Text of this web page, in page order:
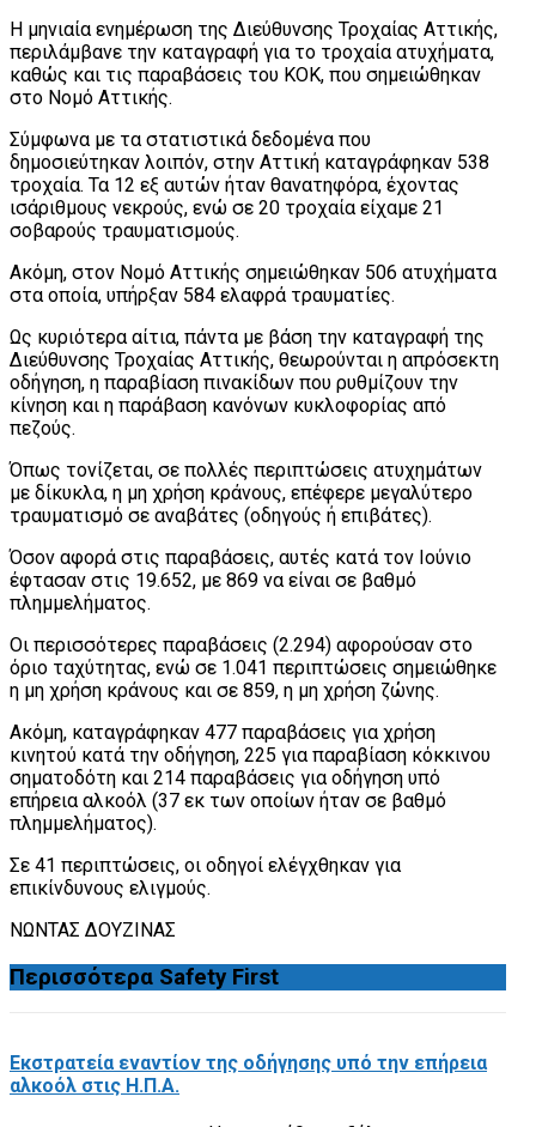
Η μηνιαία ενημέρωση της Διεύθυνσης Τροχαίας Αττικής,
περιλάμβανε την καταγραφή για το τροχαία ατυχήματα,
καθώς και τις παραβάσεις του ΚΟΚ, που σημειώθηκαν
στο Νομό Αττικής.
Σύμφωνα με τα στατιστικά δεδομένα που
δημοσιεύτηκαν λοιπόν, στην Αττική καταγράφηκαν 538
τροχαία. Τα 12 εξ αυτών ήταν θανατηφόρα, έχοντας
ισάριθμους νεκρούς, ενώ σε 20 τροχαία είχαμε 21
σοβαρούς τραυματισμούς.
Ακόμη, στον Νομό Αττικής σημειώθηκαν 506 ατυχήματα
στα οποία, υπήρξαν 584 ελαφρά τραυματίες.
Ως κυριότερα αίτια, πάντα με βάση την καταγραφή της
Διεύθυνσης Τροχαίας Αττικής, θεωρούνται η απρόσεκτη
οδήγηση, η παραβίαση πινακίδων που ρυθμίζουν την
κίνηση και η παράβαση κανόνων κυκλοφορίας από
πεζούς.
Όπως τονίζεται, σε πολλές περιπτώσεις ατυχημάτων
με δίκυκλα, η μη χρήση κράνους, επέφερε μεγαλύτερο
τραυματισμό σε αναβάτες (οδηγούς ή επιβάτες).
Όσον αφορά στις παραβάσεις, αυτές κατά τον Ιούνιο
έφτασαν στις 19.652, με 869 να είναι σε βαθμό
πλημμελήματος.
Οι περισσότερες παραβάσεις (2.294) αφορούσαν στο
όριο ταχύτητας, ενώ σε 1.041 περιπτώσεις σημειώθηκε
η μη χρήση κράνους και σε 859, η μη χρήση ζώνης.
Ακόμη, καταγράφηκαν 477 παραβάσεις για χρήση
κινητού κατά την οδήγηση, 225 για παραβίαση κόκκινου
σηματοδότη και 214 παραβάσεις για οδήγηση υπό
επήρεια αλκοόλ (37 εκ των οποίων ήταν σε βαθμό
πλημμελήματος).
Σε 41 περιπτώσεις, οι οδηγοί ελέγχθηκαν για
επικίνδυνους ελιγμούς.
ΝΩΝΤΑΣ ΔΟΥΖΙΝΑΣ
Περισσότερα Safety First
Εκστρατεία εναντίον της οδήγησης υπό την επήρεια
αλκοόλ στις Η.Π.Α.